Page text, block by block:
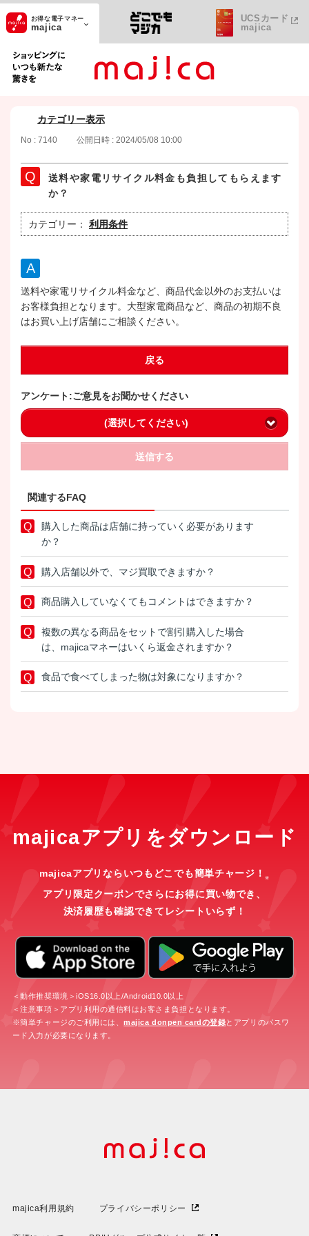
ショッピングにいつも新たな驚きを
お得な電子マネー
majica
UCSカード
majica
カテゴリー表示
No : 7140 公開日時 : 2024/05/08 10:00
送料や家電リサイクル料金も負担してもらえます
か？
カテゴリー： 利用条件
送料や家電リサイクル料金など、商品代金以外のお支払いは
お客様負担となります。大型家電商品など、商品の初期不良
はお買い上げ店舗にご相談ください。
戻る
アンケート:ご意見をお聞かせください
(選択してください)
送信する
関連するFAQ
購入した商品は店舗に持っていく必要があります
か？
購入店舗以外で、マジ買取できますか？
商品購入していなくてもコメントはできますか？
複数の異なる商品をセットで割引購入した場合
は、majicaマネーはいくら返金されますか？
食品で食べてしまった物は対象になりますか？
majicaアプリをダウンロード
majicaアプリならいつもどこでも簡単チャージ！ ※
アプリ限定クーポンでさらにお得に買い物でき、
決済履歴も確認できてレシートいらず！
＜動作推奨環境＞iOS16.0以上/Android10.0以上
＜注意事項＞アプリ利用の通信料はお客さま負担となります。
※簡単チャージのご利用には、majica donpen cardの登録とアプリのパスワ
ード入力が必要になります。
majica利用規約 プライバシーポリシー